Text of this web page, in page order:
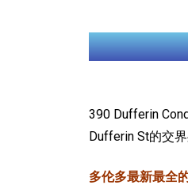
390 Dufferin
Dufferin St的交
多伦多最新最全